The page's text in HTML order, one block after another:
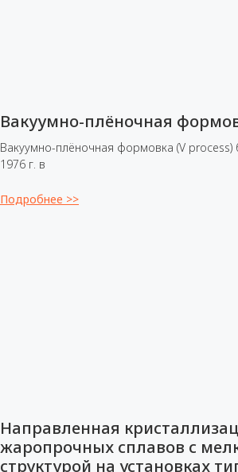
Вакуумно-плёночная
Вакуумно-плёночная формовка (V process)
1976 г. в
Подробнее >>
Направленная
жаропрочных сплавов с
структурой на установках